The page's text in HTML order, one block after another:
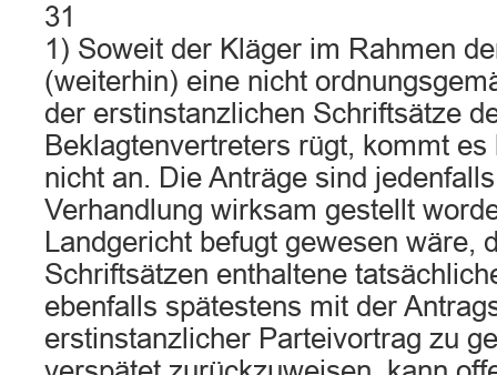
31
1) Soweit der Kläger im Rahmen
(weiterhin) eine nicht
der erstinstanzlichen Schriftsätze
Beklagtenvertreters rügt, kommt
nicht an. Die Anträge sind
Verhandlung wirksam gestellt
Landgericht befugt gewesen wäre,
Schriftsätzen enthaltene
ebenfalls spätestens mit der
erstinstanzlicher Parteivortrag zu